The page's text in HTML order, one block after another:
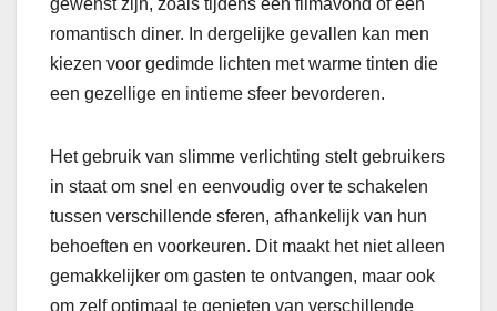
romantisch diner. In dergelijke gevallen kan men
kiezen voor gedimde lichten met warme tinten die
een gezellige en intieme sfeer bevorderen.
Het gebruik van slimme verlichting stelt gebruikers
in staat om snel en eenvoudig over te schakelen
tussen verschillende sferen, afhankelijk van hun
behoeften en voorkeuren. Dit maakt het niet alleen
gemakkelijker om gasten te ontvangen, maar ook
om zelf optimaal te genieten van verschillende